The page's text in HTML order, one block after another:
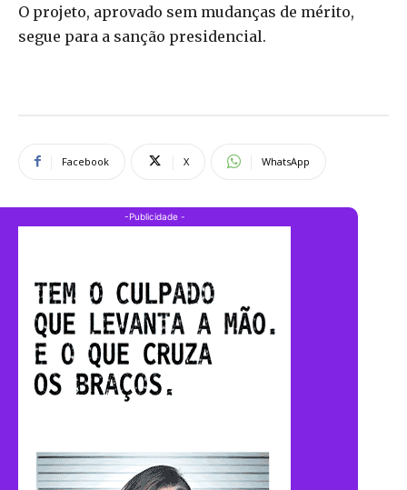
O projeto, aprovado sem mudanças de mérito,
segue para a sanção presidencial.
Facebook X WhatsApp
-Publicidade -